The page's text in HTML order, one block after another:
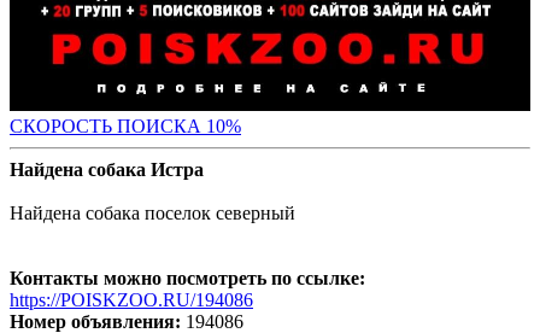
СКОРОСТЬ ПОИСКА 10%
Найдена собака Истра
Найдена собака поселок северный
Контакты можно посмотреть по ссылке:
https://POISKZOO.RU/194086
Номер объявления: 194086